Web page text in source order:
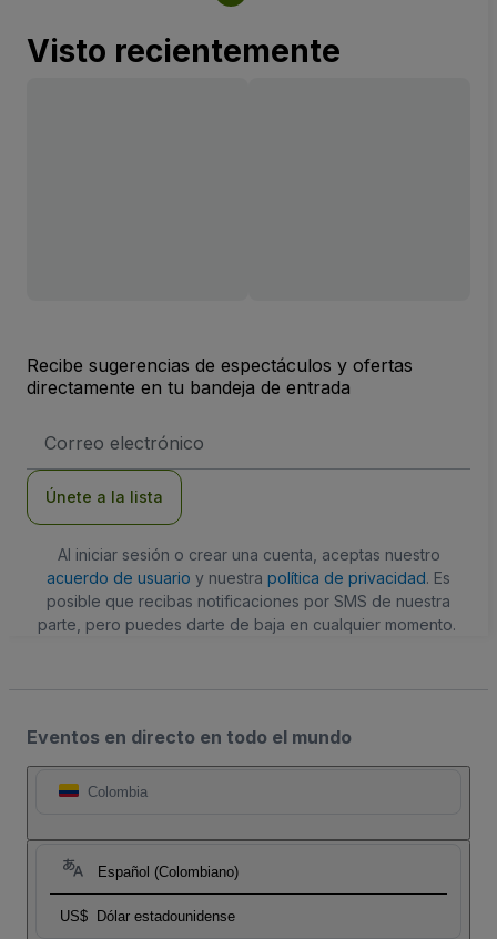
Visto recientemente
Recibe sugerencias de espectáculos y ofertas
directamente en tu bandeja de entrada
de
Únete a la lista
Al iniciar sesión o crear una cuenta, aceptas nuestro
acuerdo de usuario y nuestra política de privacidad. Es
posible que recibas notificaciones por SMS de nuestra
parte, pero puedes darte de baja en cualquier momento.
Eventos en directo en todo el mundo
Colombia
Español (Colombiano)
US$ Dólar estadounidense